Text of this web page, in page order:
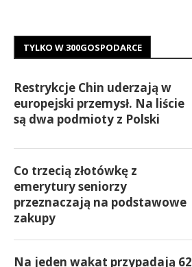
TYLKO W 300GOSPODARCE
Restrykcje Chin uderzają w
europejski przemysł. Na liście
są dwa podmioty z Polski
Co trzecią złotówkę z
emerytury seniorzy
przeznaczają na podstawowe
zakupy
Na jeden wakat przypadają 62